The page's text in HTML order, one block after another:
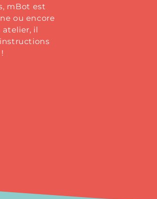
mBot est
ou encore
atelier, il